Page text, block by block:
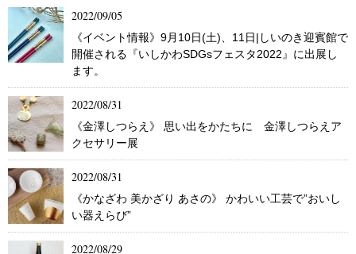
2022/09/05
《イベント情報》9月10日(土)、11日|しいのき迎賓館で
開催される『いしかわSDGsフェスタ2022』に出展し
ます。
2022/08/31
《金澤しつらえ》 思い出をかたちに 金澤しつらえア
クセサリー展
2022/08/31
《かなざわ 美かざり あさの》 かわいい工芸で”おいし
い器えらび”
2022/08/29